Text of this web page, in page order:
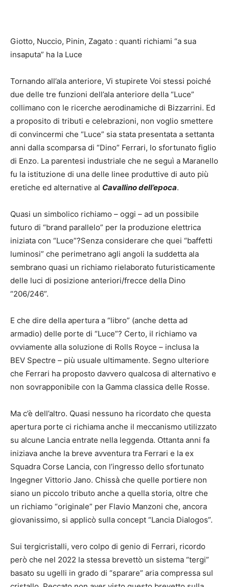
Giotto, Nuccio, Pinin, Zagato : quanti richiami “a sua
insaputa” ha la Luce
Tornando all’ala anteriore, Vi stupirete Voi stessi poiché
due delle tre funzioni dell’ala anteriore della “Luce”
collimano con le ricerche aerodinamiche di Bizzarrini. Ed
a proposito di tributi e celebrazioni, non voglio smettere
di convincermi che “Luce” sia stata presentata a settanta
anni dalla scomparsa di “Dino” Ferrari, lo sfortunato figlio
di Enzo. La parentesi industriale che ne seguì a Maranello
fu la istituzione di una delle linee produttive di auto più
eretiche ed alternative al Cavallino dell’epoca.
Quasi un simbolico richiamo – oggi – ad un possibile
futuro di “brand parallelo” per la produzione elettrica
iniziata con “Luce”?Senza considerare che quei “baffetti
luminosi” che perimetrano agli angoli la suddetta ala
sembrano quasi un richiamo rielaborato futuristicamente
delle luci di posizione anteriori/frecce della Dino
“206/246”.
E che dire della apertura a “libro” (anche detta ad
armadio) delle porte di “Luce”? Certo, il richiamo va
ovviamente alla soluzione di Rolls Royce – inclusa la
BEV Spectre – più usuale ultimamente. Segno ulteriore
che Ferrari ha proposto davvero qualcosa di alternativo e
non sovrapponibile con la Gamma classica delle Rosse.
Ma c’è dell’altro. Quasi nessuno ha ricordato che questa
apertura porte ci richiama anche il meccanismo utilizzato
su alcune Lancia entrate nella leggenda. Ottanta anni fa
iniziava anche la breve avventura tra Ferrari e la ex
Squadra Corse Lancia, con l’ingresso dello sfortunato
Ingegner Vittorio Jano. Chissà che quelle portiere non
siano un piccolo tributo anche a quella storia, oltre che
un richiamo “originale” per Flavio Manzoni che, ancora
giovanissimo, si applicò sulla concept “Lancia Dialogos”.
Sui tergicristalli, vero colpo di genio di Ferrari, ricordo
però che nel 2022 la stessa brevettò un sistema “tergi”
basato su ugelli in grado di “sparare” aria compressa sul